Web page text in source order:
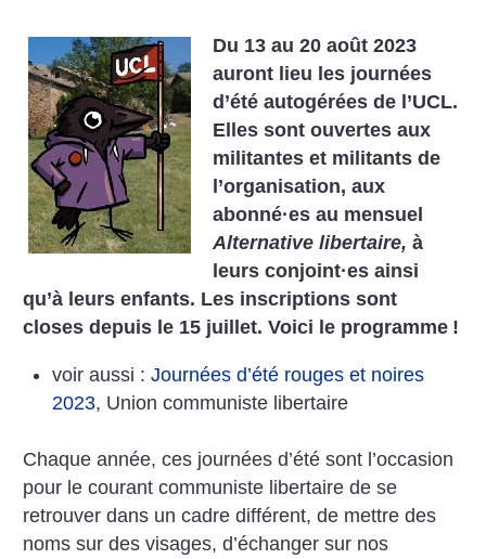
Du 13 au 20 août 2023
auront lieu les journées
d’été autogérées de l’UCL.
Elles sont ouvertes aux
militantes et militants de
l’organisation, aux
abonné·es au mensuel
Alternative libertaire, à
leurs conjoint·es ainsi
qu’à leurs enfants. Les inscriptions sont
closes depuis le 15 juillet. Voici le programme !
voir aussi : Journées d’été rouges et noires
2023, Union communiste libertaire
Chaque année, ces journées d’été sont l’occasion
pour le courant communiste libertaire de se
retrouver dans un cadre différent, de mettre des
noms sur des visages, d’échanger sur nos